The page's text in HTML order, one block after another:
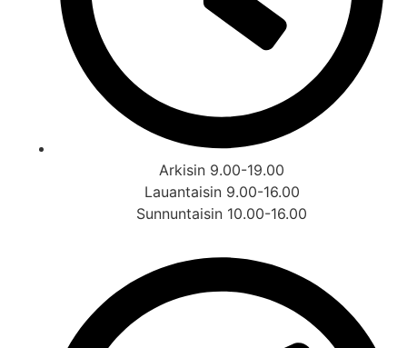
Arkisin 9.00-19.00
Lauantaisin 9.00-16.00
Sunnuntaisin 10.00-16.00